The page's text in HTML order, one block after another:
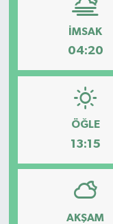
İMSAK
04:20
ÖĞLE
13:15
AKŞAM
Ekonomi
Gündem
Hisarcık